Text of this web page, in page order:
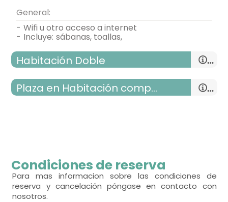
General:
-
wifi u otro acceso a internet
- incluye: sábanas, toallas,
Habitación Doble
Calefacción,
- habitación con cuarto de baño. Incluye:
Plaza en Habitación compartida
habitación con varias camas
- cama individual (90x190 cm.)
Condiciones de reserva
Para mas informacion sobre las condiciones de
reserva y cancelación póngase en contacto con
nosotros.